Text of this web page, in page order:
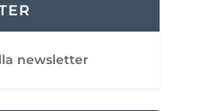
newsletter